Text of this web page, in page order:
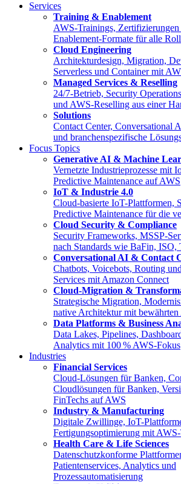
Services
Training & Enablement
AWS-Trainings, Zertifizierungen
Enablement-Formate für alle
Cloud Engineering
Architekturdesign, Migration,
Serverless und Container mit
Managed Services & Reselling
24/7-Betrieb, Security
und AWS-Reselling aus einer
Solutions
Contact Center, Conversational
und branchenspezifische
Focus Topics
Generative AI & Machine
Vernetzte Industrieprozesse mit
Predictive Maintenance auf AWS
IoT & Industrie 4.0
Cloud-basierte IoT-Plattformen,
Predictive Maintenance für die
Cloud Security & Compliance
Security Frameworks, MSSP-
nach Standards wie BaFin,
Conversational AI & Contact
Chatbots, Voicebots, Routing
Services mit Amazon Connect
Cloud-Migration &
Strategische Migration,
native Architektur mit
Data Platforms & Business
Data Lakes, Pipelines,
Analytics mit 100 % AWS-Fokus
Industries
Financial Services
Cloud-Lösungen für Banken,
Cloudlösungen für Banken,
FinTechs auf AWS
Industry & Manufacturing
Digitale Zwillinge, IoT-
Fertigungsoptimierung mit
Health Care & Life Sciences
Datenschutzkonforme
Patientenservices, Analytics und
Prozessautomatisierung